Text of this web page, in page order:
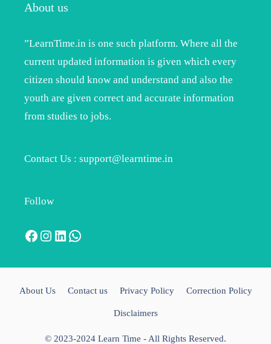
About us
”LearnTime.in is one such platform. Where all the
current updated information is given which every
citizen should know and understand and also the
youth are given correct and accurate information
from studies to jobs.
Contact Us : support@learntime.in
Follow
Facebook
Instagram
LinkedIn
WhatsApp
About Us Contact us Privacy Policy Correction Policy
Disclaimers
© 2023-2024 Learn Time - All Rights Reserved.